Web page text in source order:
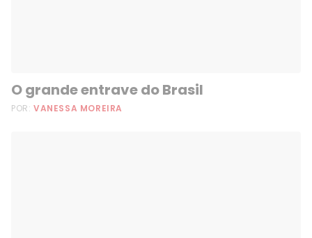
O grande entrave do Brasil
POR: VANESSA MOREIRA